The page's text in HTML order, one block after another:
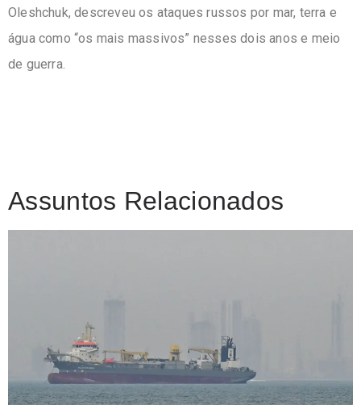
Oleshchuk, descreveu os ataques russos por mar, terra e
água como “os mais massivos” nesses dois anos e meio
de guerra.
Assuntos Relacionados